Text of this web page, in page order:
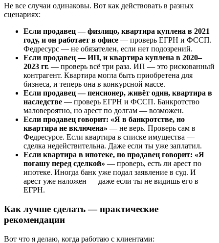
Не все случаи одинаковы. Вот как действовать в разных
сценариях:
Если продавец — физлицо, квартира куплена в 2021
году, и он работает в офисе — проверь ЕГРН и ФССП.
Федресурс — не обязателен, если нет подозрений.
Если продавец — ИП, и квартира куплена в 2020–
2023 гг. — проверь всё три раза. ИП — это рискованный
контрагент. Квартира могла быть приобретена для
бизнеса, и теперь она в конкурсной массе.
Если продавец — пенсионер, живёт один, квартира в
наследстве — проверь ЕГРН и ФССП. Банкротство
маловероятно, но арест по долгам — возможен.
Если продавец говорит: «Я в банкротстве, но
квартира не включена» — не верь. Проверь сам в
Федресурсе. Если квартира в списке имущества —
сделка недействительна. Даже если ты уже заплатил.
Если квартира в ипотеке, но продавец говорит: «Я
погашу перед сделкой» — проверь, есть ли арест по
ипотеке. Иногда банк уже подал заявление в суд. И
арест уже наложен — даже если ты не видишь его в
ЕГРН.
Как лучше сделать — практические
рекомендации
Вот что я делаю, когда работаю с клиентами: